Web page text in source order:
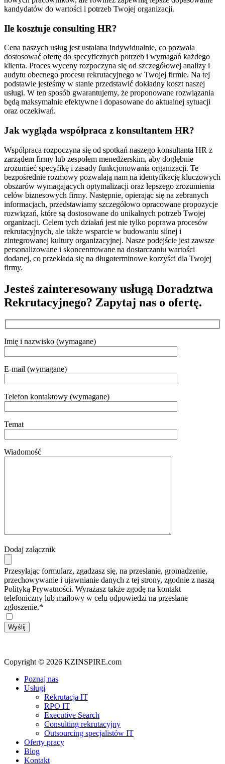
kandydatów do wartości i potrzeb Twojej organizacji.
Ile kosztuje consulting HR?
Cena naszych usług jest ustalana indywidualnie, co pozwala
dostosować ofertę do specyficznych potrzeb i wymagań każdego
klienta. Proces wyceny rozpoczyna się od szczegółowej analizy i
audytu obecnego procesu rekrutacyjnego w Twojej firmie. Na tej
podstawie jesteśmy w stanie przedstawić dokładny koszt naszej
usługi. W ten sposób gwarantujemy, że proponowane rozwiązania
będą maksymalnie efektywne i dopasowane do aktualnej sytuacji
oraz oczekiwań.
Jak wygląda współpraca z konsultantem HR?
Współpraca rozpoczyna się od spotkań naszego konsultanta HR z
zarządem firmy lub zespołem menedżerskim, aby dogłębnie
zrozumieć specyfikę i zasady funkcjonowania organizacji. Te
bezpośrednie rozmowy pozwalają nam na identyfikację kluczowych
obszarów wymagających optymalizacji oraz lepszego zrozumienia
celów biznesowych firmy. Następnie, opierając się na zebranych
informacjach, przedstawiamy szczegółowo opracowane propozycje
rozwiązań, które są dostosowane do unikalnych potrzeb Twojej
organizacji. Celem tych działań jest nie tylko poprawa procesów
rekrutacyjnych, ale także wsparcie w budowaniu silnej i
zintegrowanej kultury organizacyjnej. Nasze podejście jest zawsze
personalizowane i skoncentrowane na dostarczaniu wartości
dodanej, co przekłada się na długoterminowe korzyści dla Twojej
firmy.
Jesteś zainteresowany usługą Doradztwa
Rekrutacyjnego? Zapytaj nas o ofertę.
Imię i nazwisko (wymagane)
E-mail (wymagane)
Telefon kontaktowy (wymagane)
Temat
Wiadomość
Dodaj załącznik
Przesyłając formularz, zgadzasz się, na przesłanie, gromadzenie,
przechowywanie i ujawnianie danych z tej strony, zgodnie z naszą
Polityką Prywatności. Wyrażasz także zgodę na kontakt
telefoniczny lub mailowy w celu odpowiedzi na przesłane
zgłoszenie.*
Copyright © 2026 KZINSPIRE.com
Close
Menu
Poznaj nas
Usługi
Rekrutacja IT
RPO IT
Executive Search
Consulting rekrutacyjny
Outsourcing specjalistów IT
Oferty pracy
Blog
Kontakt